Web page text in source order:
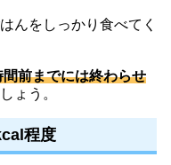
んをしっかり食べてく
前までには終わらせ
ょう。
程度